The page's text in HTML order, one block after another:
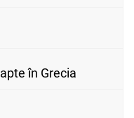
în Grecia